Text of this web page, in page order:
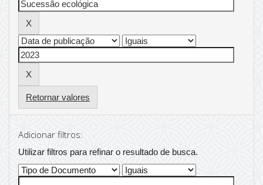
Retornar valores
Adicionar filtros:
Utilizar filtros para refinar o resultado de busca.